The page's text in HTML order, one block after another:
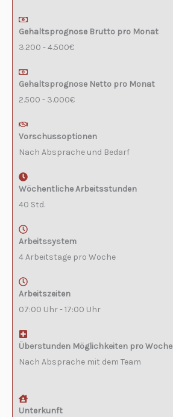
Gehaltsprognose Brutto pro Monat
3.200 - 4.500€
Gehaltsprognose Netto pro Monat
2.500 - 3.000€
Vorschussoptionen
Nach Absprache und Bedarf
Wöchentliche Arbeitsstunden
40 Std.
Arbeitssystem
4 Arbeitstage pro Woche
Arbeitszeiten
07:00 Uhr - 17:00 Uhr
Überstunden Möglichkeiten pro Woche
Nach Absprache mit dem Team
Unterkunft